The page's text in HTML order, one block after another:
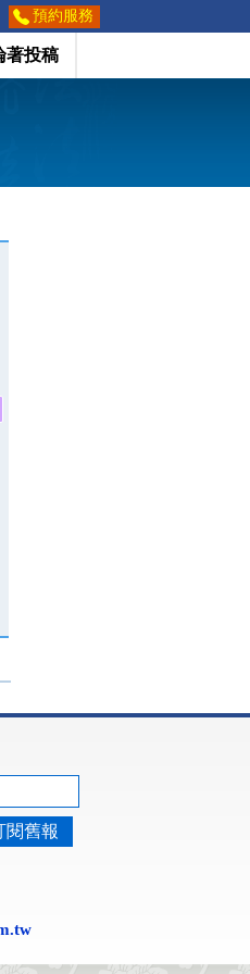
預約服務
著投稿
閱舊報